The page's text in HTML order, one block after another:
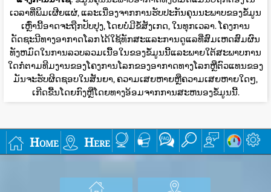
ເວລາທີ່ພິມເຜີຍແຜ່, ແລະເນື່ອງຈາກການຮັບປະກັນຄຸນນະພາບຂອງຂໍ້ມູນ
ເຫຼົ່ານີ້ອາດຈະຖືກປັບປຸງ, ໂດຍບໍ່ມີຂໍ້ສັງເກດ, ໃນທຸກເວລາ. ໂຄງການ
ດັດຊະນີທາງອາກາດໂລກໄດ້ໃຊ້ທັກສະແລະການດູແລທີ່ສົມເຫດສົມຜົນ
ທັງຫມົດໃນການລວບລວມເນື້ອໃນຂອງຂໍ້ມູນນີ້ແລະພາຍໃຕ້ສະພາບການ
ໃດກໍ່ຕາມທີມງານຂອງໂຄງການໂລກຂອງອາກາດທາງໂລກຫຼືຕົວແທນຂອງ
ມັນຈະຮັບຜິດຊອບໃນສັນຍາ, ຄວາມເສຍຫາຍຫຼືຄວາມເສຍຫາຍໃດໆ,
ເກີດຂື້ນໂດຍກົງຫຼືໂດຍທາງອ້ອມຈາກການສະຫນອງຂໍ້ມູນນີ້.
Home Here